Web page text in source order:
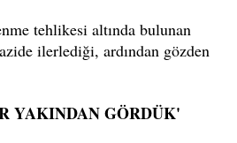
tehlikesi altında bulunan
ilerlediği, ardından gözden
YAKINDAN GÖRDÜK'